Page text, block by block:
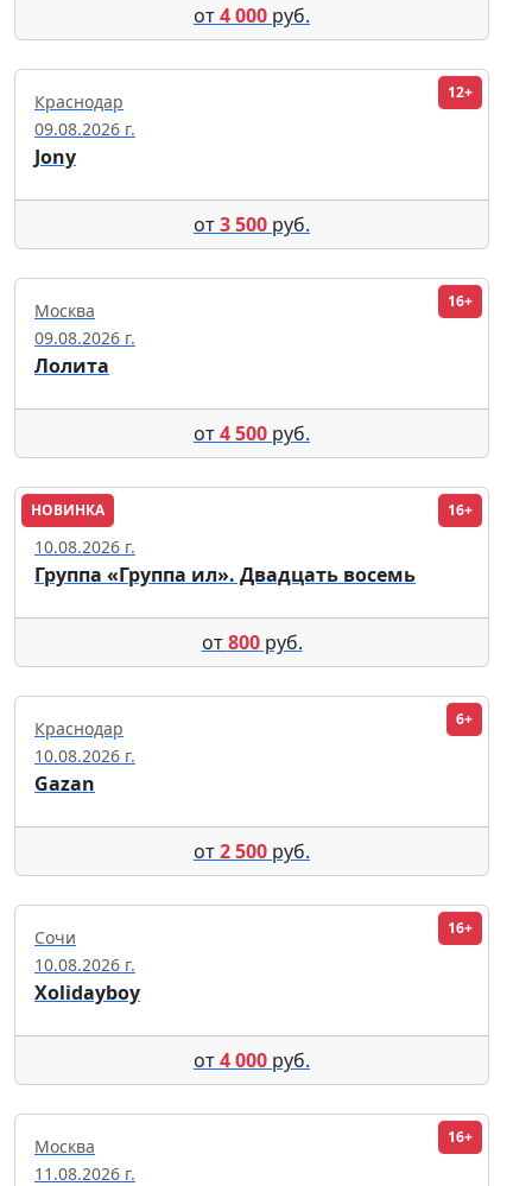
от4 000 руб.
12+
Краснодар
09.08.2026 г.
Jony
от3 500 руб.
16+
Москва
09.08.2026 г.
Лолита
от4 500 руб.
НОВИНКА 16+
Москва
10.08.2026 г.
Группа «Группа ил». Двадцать восемь
от800руб.
6+
Краснодар
10.08.2026 г.
Gazan
от2 500 руб.
16+
Сочи
10.08.2026 г.
Xolidayboy
от4 000 руб.
16+
Москва
11.08.2026 г.